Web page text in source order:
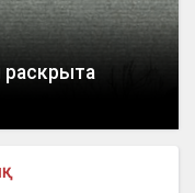
раскрыта